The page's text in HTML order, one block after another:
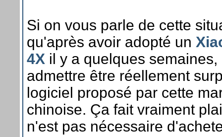
Si on vous parle de cette
qu'après avoir adopté un
4X il y a quelques
admettre être réellement
logiciel proposé par cette
chinoise. Ça fait vraiment
n'est pas nécessaire